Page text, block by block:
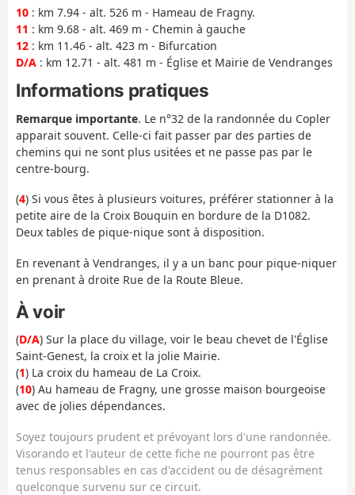
10 : km 7.94 - alt. 526 m - Hameau de Fragny.
11 : km 9.68 - alt. 469 m - Chemin à gauche
12 : km 11.46 - alt. 423 m - Bifurcation
D/A : km 12.71 - alt. 481 m - Église et Mairie de Vendranges
Informations pratiques
Remarque importante. Le n°32 de la randonnée du Copler
apparait souvent. Celle-ci fait passer par des parties de
chemins qui ne sont plus usitées et ne passe pas par le
centre-bourg.
(4) Si vous êtes à plusieurs voitures, préférer stationner à la
petite aire de la Croix Bouquin en bordure de la D1082.
Deux tables de pique-nique sont à disposition.
En revenant à Vendranges, il y a un banc pour pique-niquer
en prenant à droite Rue de la Route Bleue.
À voir
(D/A) Sur la place du village, voir le beau chevet de l'Église
Saint-Genest, la croix et la jolie Mairie.
(1) La croix du hameau de La Croix.
(10) Au hameau de Fragny, une grosse maison bourgeoise
avec de jolies dépendances.
Soyez toujours prudent et prévoyant lors d'une randonnée.
Visorando et l'auteur de cette fiche ne pourront pas être
tenus responsables en cas d'accident ou de désagrément
quelconque survenu sur ce circuit.